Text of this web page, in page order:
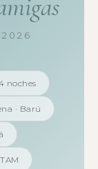
noches
· Barú